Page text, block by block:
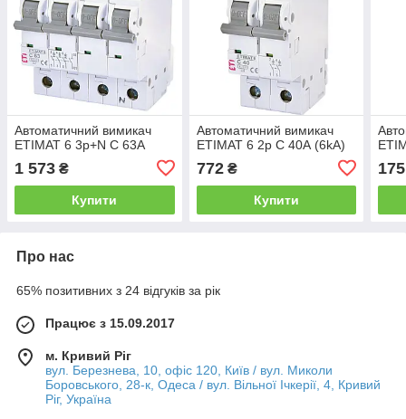
Автоматичний вимикач
ETIMAT 6 3p+N C 63А
1 573 ₴
Купити
Автоматичний вимикач
ETIMAT 6 2p C 40А (6kA)
772₴
Купити
175
Про нас
65% позитивних з 24 відгуків за рік
Працює з 15.09.2017
м. Кривий Ріг
вул. Березнева, 10, офіс 120, Київ / вул. Миколи
Боровського, 28-к, Одеса / вул. Вільної Ічкерії, 4, Кривий
Ріг, Україна